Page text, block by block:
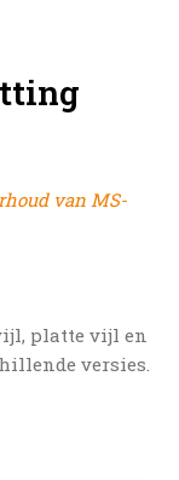
van MS-
platte vijl en
versies.